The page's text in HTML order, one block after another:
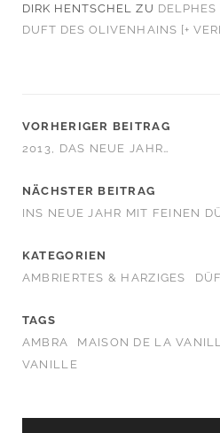
DIRK HENTSCHEL
ZU DELPHES
DUFT DES OLIVENHAINS [+
VORHERIGER BEITRAG
2013, DAS NEUE JAHR…
NÄCHSTER BEITRAG
INS NEUE JAHR MIT FEINEN
KATEGORIEN
AMBRIERTES & HARZIGES
TAGS
AMBRA
MAISON DE LA
VANILLE